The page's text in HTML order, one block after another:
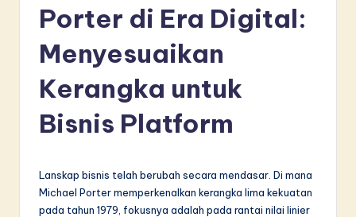
si
Porter di Era Digital:
Menyesuaikan
Kerangka untuk
Bisnis Platform
Lanskap bisnis telah berubah secara mendasar. Di mana
Michael Porter memperkenalkan kerangka lima kekuatan
pada tahun 1979, fokusnya adalah pada rantai nilai linier